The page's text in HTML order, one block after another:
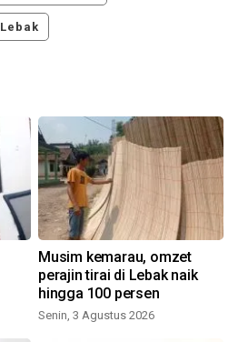
Lebak
Musim kemarau, omzet
perajin tirai di Lebak naik
hingga 100 persen
Senin, 3 Agustus 2026